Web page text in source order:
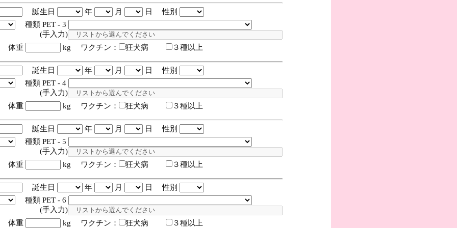
誕生日 年 月
日 性別
種類 PET - 3
力)
重
kg ワクチン： 狂犬病 ３種以上
誕生日 年 月
日 性別
種類 PET - 4
力)
重
kg ワクチン： 狂犬病 ３種以上
誕生日 年 月
日 性別
種類 PET - 5
力)
重
kg ワクチン： 狂犬病 ３種以上
誕生日 年 月
日 性別
種類 PET - 6
力)
重
kg ワクチン： 狂犬病 ３種以上